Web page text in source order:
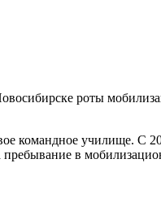
роты
командное училище. С
в